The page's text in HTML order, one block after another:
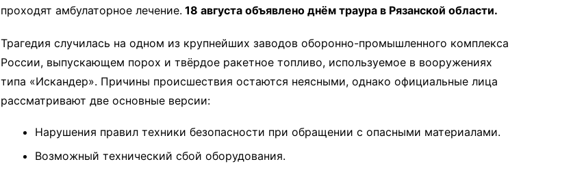
проходят амбулаторное лечение. 18 августа объявлено днём траура в Рязанской области.
Трагедия случилась на одном из крупнейших заводов оборонно-промышленного комплекса
России, выпускающем порох и твёрдое ракетное топливо, используемое в вооружениях
типа «Искандер». Причины происшествия остаются неясными, однако официальные лица
рассматривают две основные версии:
Нарушения правил техники безопасности при обращении с опасными материалами.
Возможный технический сбой оборудования.